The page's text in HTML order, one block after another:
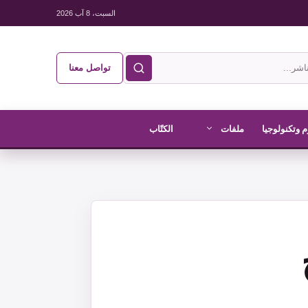
السبت، 8 آب 2026
تواصل معنا
وتكنولوجيا ملفات الكتّاب